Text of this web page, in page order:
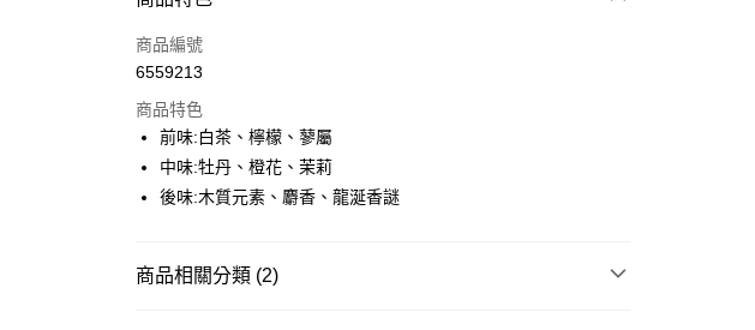
信用卡一次付款
Apple Pay
悠遊付
商品編號
6559213
商品特色
前味:白茶、檸檬、蓼屬
中味:牡丹、橙花、茉莉
後味:木質元素、麝香、龍涎香謎
商品相關分類 (2)